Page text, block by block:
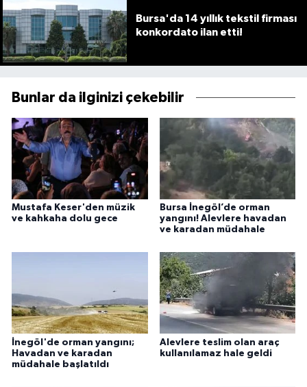
Bursa'da 14 yıllık tekstil firması
konkordato ilan etti!
Bunlar da ilginizi çekebilir
Mustafa Keser'den müzik
ve kahkaha dolu gece
Bursa İnegöl’de orman
yangını! Alevlere havadan
ve karadan müdahale
İnegöl'de orman yangını;
Havadan ve karadan
müdahale başlatıldı
Alevlere teslim olan araç
kullanılamaz hale geldi